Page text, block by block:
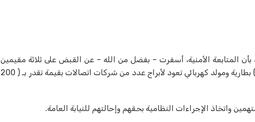
المتابعة الأمنية، أسفرت – بفضل من الله – عن القبض على ثلاثة مقيمين
من الجنسية المصرية في العقد الرابع من العمر، تورطوا بسرقة (14) بطارية ومولد كهربائي تعود لأبراج عدد من شركات اتصالات بقيمة تقدر بـ ( 200
واتخاذ الإجراءات النظامية بحقهم وإحالتهم للنيابة العامة.